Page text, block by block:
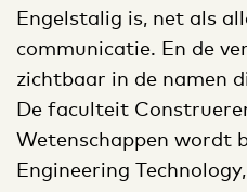
Engelstalig is, net als
communicatie. En de
zichtbaar in de namen
De faculteit
Wetenschappen wordt
Engineering